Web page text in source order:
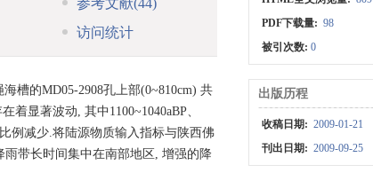
参考文献(44)
访问统计
槽的MD05-2908孔上部(0~810cm) 共
显著波动, 其中1100~1040aBP、
比例减少.将陆源物质输入指标与陕西佛
带长时间集中在南部地区, 增强的降
PDF下载量: 98
被引次数:0
出版历程
收稿日期: 2009-01-21
刊出日期: 2009-09-25